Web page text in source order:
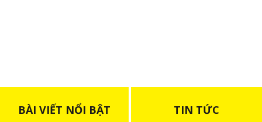
BÀI VIẾT NỔI BẬT TIN TỨC